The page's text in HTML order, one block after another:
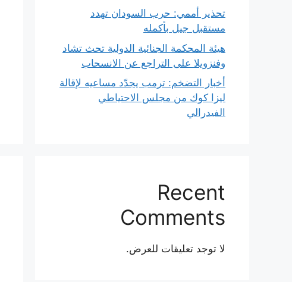
تحذير أممي: حرب السودان تهدد
مستقبل جيل بأكمله
هيئة المحكمة الجنائية الدولية تحث تشاد
وفنزويلا على التراجع عن الانسحاب
أخبار التضخم: ترمب يجدّد مساعيه لإقالة
ليزا كوك من مجلس الاحتياطي
الفيدرالي
Recent
Comments
لا توجد تعليقات للعرض.